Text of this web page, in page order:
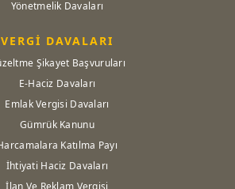
Yönetmelik Davaları
VERGİ DAVALARI
Şikayet Başvuruları
E-Haciz Davaları
Emlak Vergisi Davaları
Gümrük Kanunu
Katılma Payı
İhtiyati Haciz Davaları
İlan Ve Reklam Vergisi